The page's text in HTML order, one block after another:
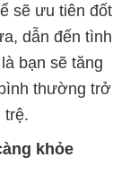
sẽ ưu tiên đốt
dẫn đến tình
bạn sẽ tăng
thường trở
trệ.
khỏe